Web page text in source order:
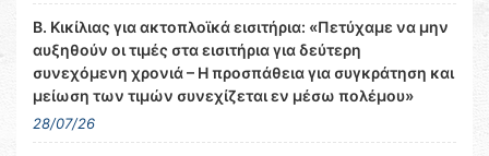
Β. Κικίλιας για ακτοπλοϊκά εισιτήρια: «Πετύχαμε να μην
αυξηθούν οι τιμές στα εισιτήρια για δεύτερη
συνεχόμενη χρονιά – Η προσπάθεια για συγκράτηση και
μείωση των τιμών συνεχίζεται εν μέσω πολέμου»
28/07/26